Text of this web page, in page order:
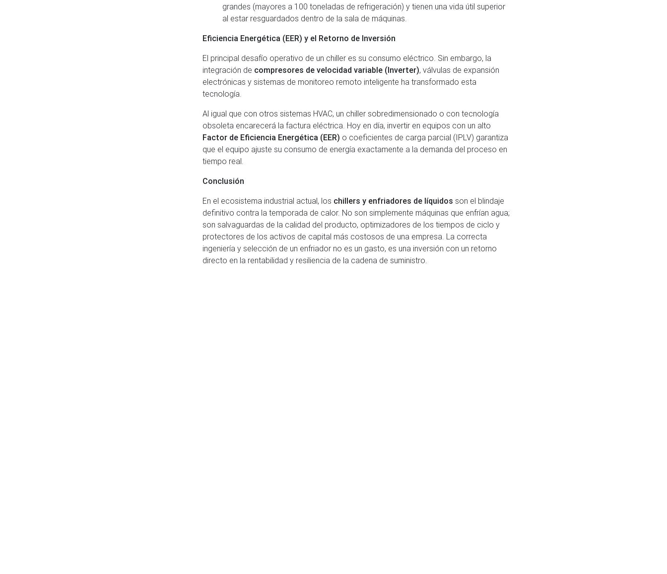
grandes (mayores a 100 toneladas de refrigeración) y tienen una vida útil superior
al estar resguardados dentro de la sala de máquinas.
Eficiencia Energética (EER) y el Retorno de Inversión
El principal desafío operativo de un chiller es su consumo eléctrico. Sin embargo, la
integración de compresores de velocidad variable (Inverter), válvulas de expansión
electrónicas y sistemas de monitoreo remoto inteligente ha transformado esta
tecnología.
Al igual que con otros sistemas HVAC, un chiller sobredimensionado o con tecnología
obsoleta encarecerá la factura eléctrica. Hoy en día, invertir en equipos con un alto
Factor de Eficiencia Energética (EER) o coeficientes de carga parcial (IPLV) garantiza
que el equipo ajuste su consumo de energía exactamente a la demanda del proceso en
tiempo real.
Conclusión
En el ecosistema industrial actual, los chillers y enfriadores de líquidos son el blindaje
definitivo contra la temporada de calor. No son simplemente máquinas que enfrían agua;
son salvaguardas de la calidad del producto, optimizadores de los tiempos de ciclo y
protectores de los activos de capital más costosos de una empresa. La correcta
ingeniería y selección de un enfriador no es un gasto, es una inversión con un retorno
directo en la rentabilidad y resiliencia de la cadena de suministro.